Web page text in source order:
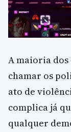
A maioria
chamar os
ato de
complica já
qualquer